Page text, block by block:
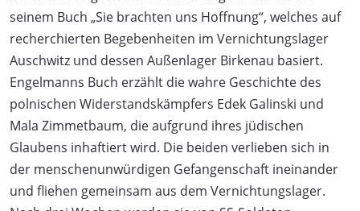
seinem Buch „Sie brachten uns Hoffnung“, welches auf
recherchierten Begebenheiten im Vernichtungslager
Auschwitz und dessen Außenlager Birkenau basiert.
Engelmanns Buch erzählt die wahre Geschichte des
polnischen Widerstandskämpfers Edek Galinski und
Mala Zimmetbaum, die aufgrund ihres jüdischen
Glaubens inhaftiert wird. Die beiden verlieben sich in
der menschenunwürdigen Gefangenschaft ineinander
und fliehen gemeinsam aus dem Vernichtungslager.